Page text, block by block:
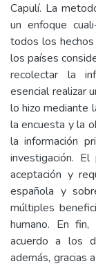
Capulí. La
un enfoque
todos los
los países
recolectar la
esencial realizar
lo hizo mediante
la encuesta y la
la información
investigación.
aceptación y
española y
múltiples
humano. En
acuerdo a los
además, gracias